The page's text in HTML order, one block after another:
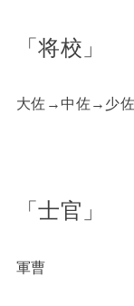
「将校」
大佐→中佐→少
「士官」
軍曹